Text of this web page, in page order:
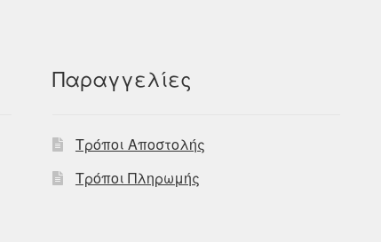
Παραγγελίες
Τρόποι Αποστολής
Τρόποι Πληρωμής